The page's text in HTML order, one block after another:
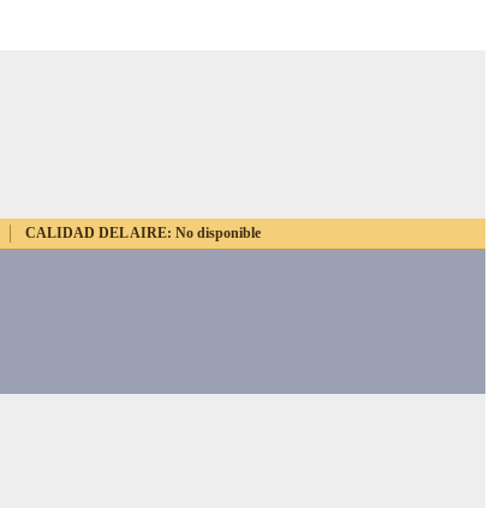
CALIDAD DEL AIRE: No disponible